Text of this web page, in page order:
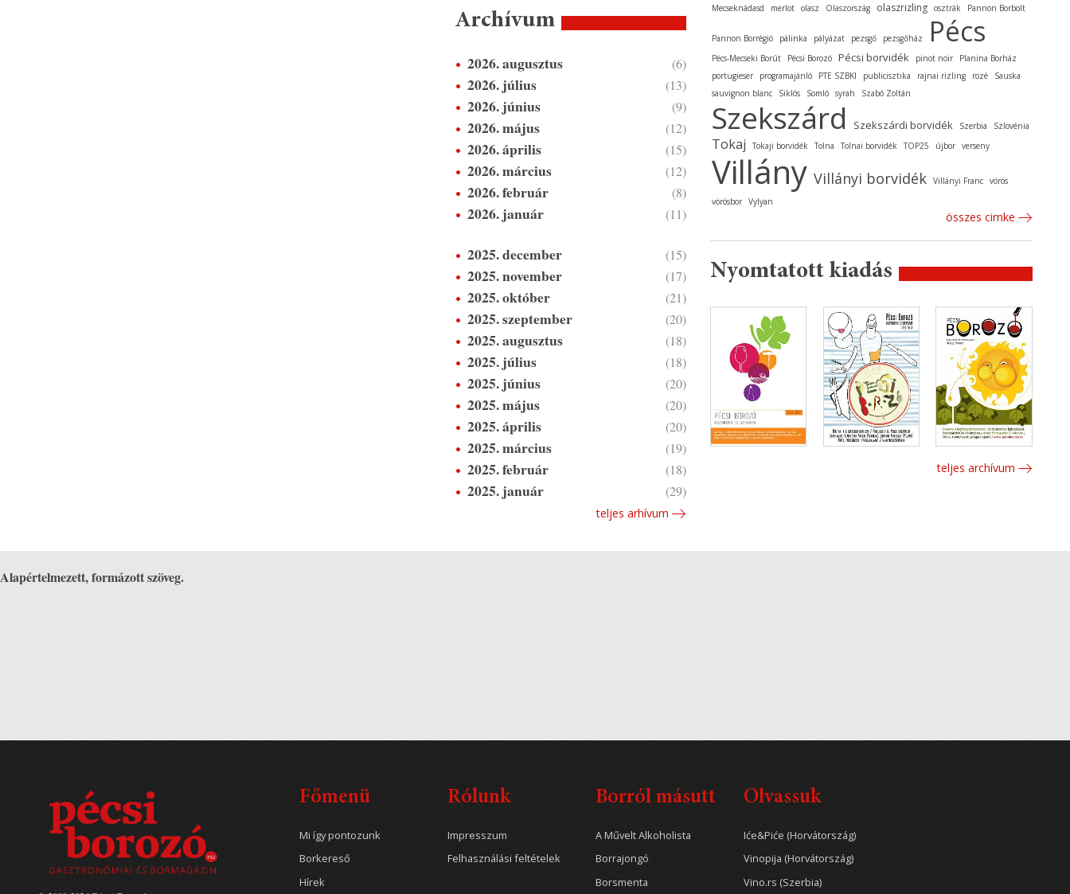
Archívum
2026. augusztus (6)
2026. július (13)
2026. június (9)
2026. május (12)
2026. április (15)
2026. március (12)
2026. február (8)
2026. január (11)
2025. december (15)
2025. november (17)
2025. október (21)
2025. szeptember (20)
2025. augusztus (18)
2025. július (18)
2025. június (20)
2025. május (20)
2025. április (20)
2025. március (19)
2025. február (18)
2025. január (29)
teljes arhívum
Mecseknádasd
merlot olasz Olaszország olaszrizling osztrák Pannon Borbolt
Pannon Borrégió pálinka pályázat pezsgő pezsgőház Pécs
Pécs-Mecseki Borút Pécsi Borozó Pécsi borvidék pinot noir
Planina Borház
portugieser
programajánló PTE SZBKI publicisztika rajnai rizling rozé
Sauska
sauvignon blanc
Siklós Somló syrah Szabó Zoltán
Szekszárd Szekszárdi borvidék Szerbia Szlovénia
Tokaj Tokaji borvidék Tolna Tolnai borvidék TOP25 újbor verseny
Villány Villányi borvidék Villányi Franc vörös
vörösbor Vylyan
összes cimke
Nyomtatott kiadás
teljes archívum
Alapértelmezett, formázott szöveg.
Főmenü
Mi így pontozunk
Borkereső
Hírek
Rólunk
Impresszum
Felhasználási feltételek
Borról másutt
A Művelt Alkoholista
Borrajongó
Borsmenta
Olvassuk
Iće&Piće (Horvátország)
Vinopija (Horvátország)
Vino.rs (Szerbia)